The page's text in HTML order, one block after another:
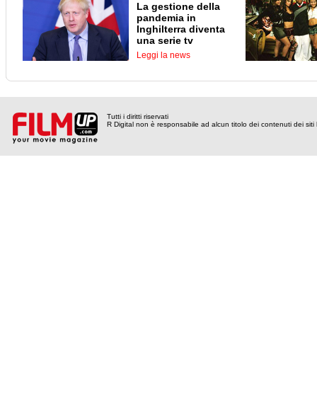
La gestione della
pandemia in
Inghilterra diventa
una serie tv
Leggi la news
Tutti i diritti riservati
R Digital non è responsabile ad alcun titolo dei contenuti dei siti